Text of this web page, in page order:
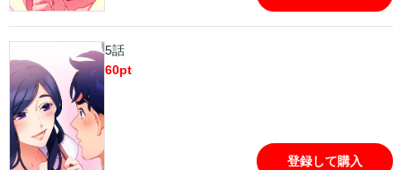
5話
60pt
登録して購入